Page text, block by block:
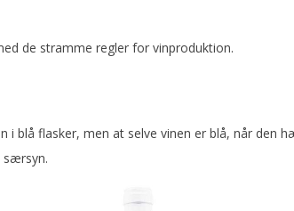
de stramme regler for vinproduktion.
i blå flasker, men at selve vinen er blå, når den
særsyn.